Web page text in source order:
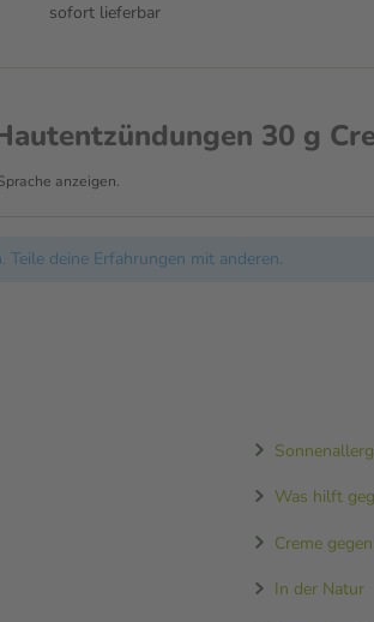
sofort lieferbar
30 g
anzeigen.
deine Erfahrungen mit anderen.
Was hilft
Creme
In der Natur